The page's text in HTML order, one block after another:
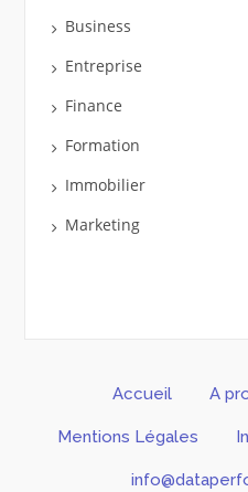
Business
Entreprise
Finance
Formation
Immobilier
Marketing
Accueil A
Mentions Légales